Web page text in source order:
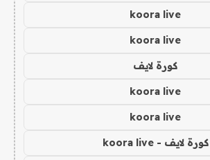
koora live
koora live
كورة لايف
koora live
koora live
كورة لايف - koora live